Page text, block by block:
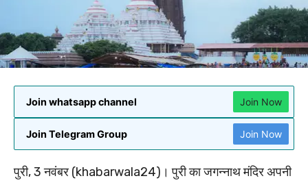
Join whatsapp channel Join Now
Join Telegram Group Join Now
पुरी, 3 नवंबर (khabarwala24)। पुरी का जगन्नाथ मंदिर अपनी